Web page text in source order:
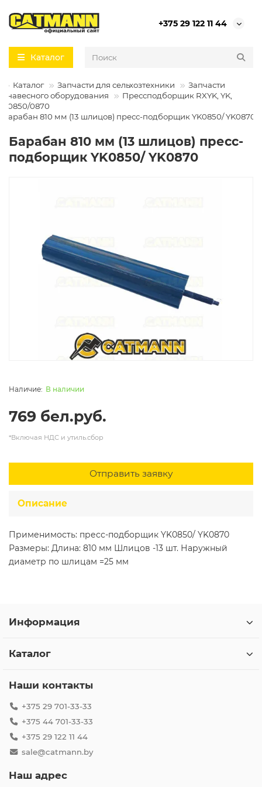
+375 29 122 11 44
Каталог
Каталог Запчасти для сельхозтехники
Запчасти
навесного оборудования
Прессподборщик RXYK, YK,
0850/0870
Барабан 810 мм (13 шлицов) пресс-подборщик YK0850/ YK0870
Барабан 810 мм (13 шлицов) пресс-
подборщик YK0850/ YK0870
В наличии
769 бел.руб.
*Включая НДС и утиль.сбор
Отправить заявку
Описание
Применимость: пресс-подборщик YK0850/ YK0870
Размеры: Длина: 810 мм Шлицов -13 шт. Наружный
диаметр по шлицам =25 мм
Информация
Каталог
Наши контакты
+375 29 701-33-33
+375 44 701-33-33
+375 29 122 11 44
sale@catmann.by
Наш адрес